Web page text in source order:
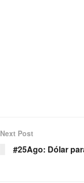
Next Post
#25Ago: Dólar